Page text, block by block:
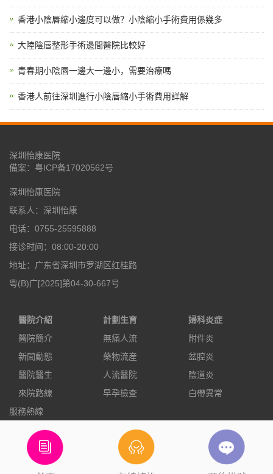
香港小陰唇縮小邊度可以做？小陰縮小手術費用係幾多
大陸陰唇整形手術邊間醫院比較好
青春期小陰唇一邊大一邊小，需要治療嗎
香港人前往深圳進行小陰唇縮小手術費用詳解
深圳怡康医院
備案： 粤ICP备17020562号
深圳怡康医院
联系人：深圳怡康
电话：0755-25595888
接诊时间：08:00-20:00
地址：广东省深圳市罗湖区红桂路
粤(B)广[2025]第04-30-667号
醫院介紹
醫院簡介
新聞動態
醫院醫生
來院路線
計劃生育
無痛人流
藥物流産
人流醫院
早孕檢查
婦科炎症
附件炎
盆腔炎
陰道炎
白帶異常
服務熱線
0755-25595888
立即預約